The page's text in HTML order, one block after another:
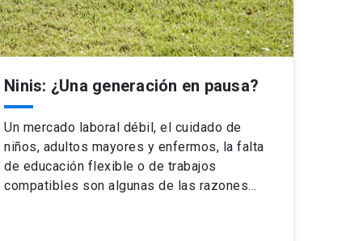
Ninis: ¿Una generación en pausa?
Un mercado laboral débil, el cuidado de
niños, adultos mayores y enfermos, la falta
de educación flexible o de trabajos
compatibles son algunas de las razones…